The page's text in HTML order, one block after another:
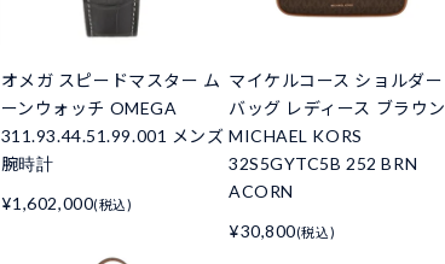
オメガ スピードマスター ム
ーンウォッチ OMEGA
311.93.44.51.99.001 メンズ
腕時計
¥1,602,000(税込)
マイケルコース ショルダー
バッグ レディース ブラウン
MICHAEL KORS
32S5GYTC5B 252 BRN
ACORN
¥30,800(税込)